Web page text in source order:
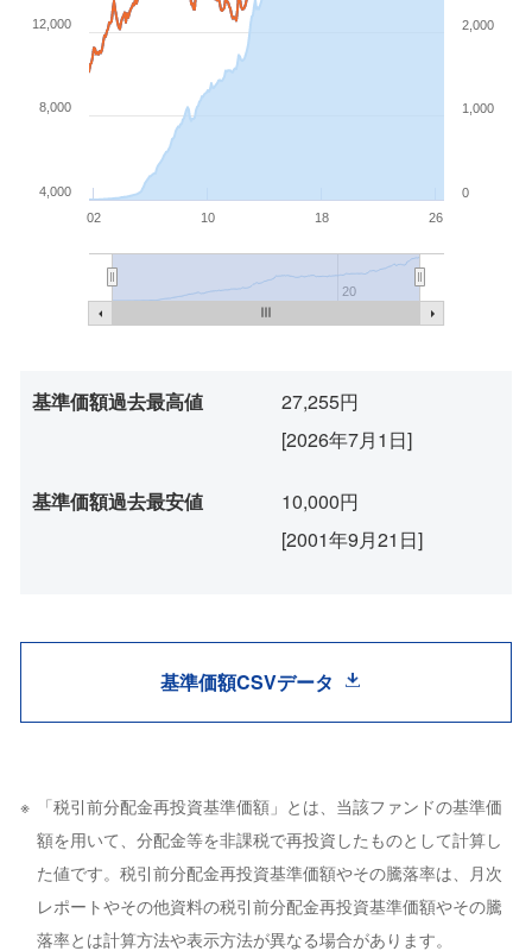
02 26
10 18
20
0
1,000
2,000
4,000
8,000
12,000
基準価額過去最高値
27,255円
[2026年7月1日]
基準価額過去最安値
10,000円
[2001年9月21日]
基準価額CSVデータ
「税引前分配金再投資基準価額」とは、当該ファンドの基準価
額を用いて、分配金等を非課税で再投資したものとして計算し
た値です。税引前分配金再投資基準価額やその騰落率は、月次
レポートやその他資料の税引前分配金再投資基準価額やその騰
落率とは計算方法や表示方法が異なる場合があります。